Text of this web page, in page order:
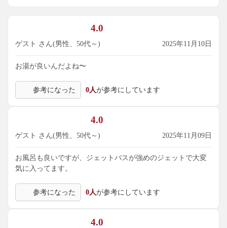
4.0
ゲスト さん(男性、50代～) 2025年11月10日
お湯が良いんだよね〜
参考になった 0人が参考にしています
4.0
ゲスト さん(男性、50代～) 2025年11月09日
お風呂も良いですが、ジェットバスが強めのジェットで大変
気に入ってます。
参考になった 0人が参考にしています
4.0